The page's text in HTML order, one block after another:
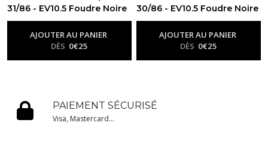
31/86 - EV10.5 Foudre Noire
-Ev10.5 - Foudre Noire
AJOUTER AU PANIER
DÈS 0€25
30/86 - EV10.5 Foudre Noire
-Ev10.5 - Foudre Noire
AJOUTER AU PANIER
DÈS 0€25
PAIEMENT SÉCURISÉ
Visa, Mastercard...